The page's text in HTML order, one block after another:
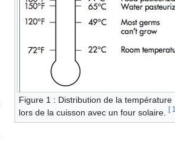
Figure 1 : Distribution de la température
lors de la cuisson avec un four solaire.
[1